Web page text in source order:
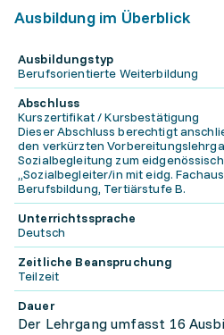
Ausbildung im Überblick
Ausbildungstyp
Berufsorientierte Weiterbildung
Abschluss
Kurszertifikat / Kursbestätigung
Dieser Abschluss berechtigt
den verkürzten
Sozialbegleitung zum
„Sozialbegleiter/in mit eidg.
Berufsbildung, Tertiärstufe B.
Unterrichtssprache
Deutsch
Zeitliche Beanspruchung
Teilzeit
Dauer
Der Lehrgang umfasst 16